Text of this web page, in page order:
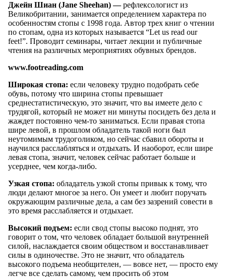
Джейн Шиан (Jane Sheehan) —рефлексологист из
Великобритании, занимается определением характера по
особенностям стопы с 1998 года. Автор трех книг о чтении
по стопам, одна из которых называется “Let us read our
feet!”. Проводит семинары, читает лекции и публичные
чтения на различных мероприятиях обувных брендов.
www.footreading.com
Широкая стопа: если человеку трудно подобрать себе
обувь, потому что ширина стопы превышает
среднестатистическую, это значит, что вы имеете дело с
трудягой, который не может ни минуты посидеть без дела и
жаждет постоянно чем-то заниматься. Если правая стопа
шире левой, в прошлом обладатель такой ноги был
неутомимым трудоголиком, но сейчас сбавил обороты и
научился расслабляться и отдыхать. И наоборот, если шире
левая стопа, значит, человек сейчас работает больше и
усерднее, чем когда-либо.
Узкая стопа: обладатель узкой стопы привык к тому, что
люди делают многое за него. Он умеет и любит поручать
окружающим различные дела, а сам без зазрений совести в
это время расслабляется и отдыхает.
Высокий подъем: если свод стопы высоко поднят, это
говорит о том, что человек обладает большой внутренней
силой, наслаждается своим обществом и восстанавливает
силы в одиночестве. Это не значит, что обладатель
высокого подъема необщителен, — вовсе нет, — просто ему
легче все сделать самому, чем просить об этом